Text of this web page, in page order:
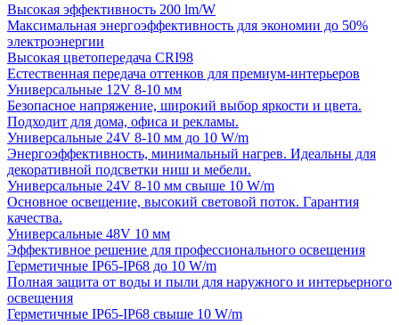
Высокая эффективность 200 lm/W
Максимальная энергоэффективность для экономии до 50%
электроэнергии
Высокая цветопередача CRI98
Естественная передача оттенков для премиум-интерьеров
Универсальные 12V 8-10 мм
Безопасное напряжение, широкий выбор яркости и цвета.
Подходит для дома, офиса и рекламы.
Универсальные 24V 8-10 мм до 10 W/m
Энергоэффективность, минимальный нагрев. Идеальны для
декоративной подсветки ниш и мебели.
Универсальные 24V 8-10 мм свыше 10 W/m
Основное освещение, высокий световой поток. Гарантия
качества.
Универсальные 48V 10 мм
Эффективное решение для профессионального освещения
Герметичные IP65-IP68 до 10 W/m
Полная защита от воды и пыли для наружного и интерьерного
освещения
Герметичные IP65-IP68 свыше 10 W/m